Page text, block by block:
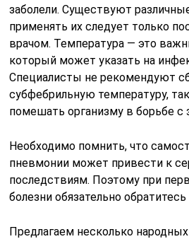
заболели. Существуют
применять их следует только
врачом. Температура — это
который может указать на
Специалисты не рекомендуют
субфебрильную температуру,
помешать организму в борьбе с
Необходимо помнить, что
пневмонии может привести к
последствиям. Поэтому при
болезни обязательно обратитесь
Предлагаем несколько